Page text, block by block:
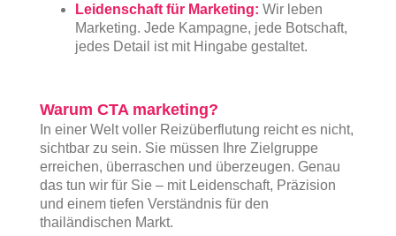
Leidenschaft für Marketing: Wir leben
Marketing. Jede Kampagne, jede Botschaft,
jedes Detail ist mit Hingabe gestaltet.
Warum CTA marketing?
In einer Welt voller Reizüberflutung reicht es nicht,
sichtbar zu sein. Sie müssen Ihre Zielgruppe
erreichen, überraschen und überzeugen. Genau
das tun wir für Sie – mit Leidenschaft, Präzision
und einem tiefen Verständnis für den
thailändischen Markt.